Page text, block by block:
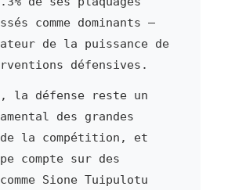
comme dominants —
de la puissance de
défensives.
la défense reste un
des grandes
de la compétition, et
compte sur des
Sione Tuipulotu